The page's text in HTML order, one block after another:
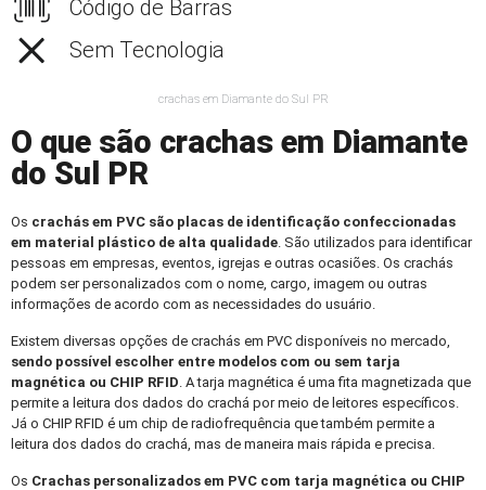
Código de Barras
Sem Tecnologia
crachas em Diamante do Sul PR
O que são crachas em Diamante
do Sul PR
Os crachás em PVC são placas de identificação confeccionadas
em material plástico de alta qualidade. São utilizados para identificar
pessoas em empresas, eventos, igrejas e outras ocasiões. Os crachás
podem ser personalizados com o nome, cargo, imagem ou outras
informações de acordo com as necessidades do usuário.
Existem diversas opções de crachás em PVC disponíveis no mercado,
sendo possível escolher entre modelos com ou sem tarja
magnética ou CHIP RFID. A tarja magnética é uma fita magnetizada que
permite a leitura dos dados do crachá por meio de leitores específicos.
Já o CHIP RFID é um chip de radiofrequência que também permite a
leitura dos dados do crachá, mas de maneira mais rápida e precisa.
Os Crachas personalizados em PVC com tarja magnética ou CHIP